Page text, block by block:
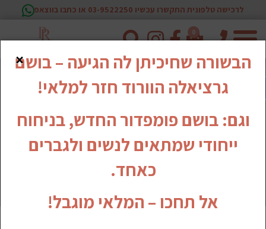
לרכישה טלפונית התקשרו עכשיו 03-9522250 או כתבו בווצאפ
טלפון
0
×
הבשורה שחיכיתן לה הגיעה – בושם
גרציאלה הוורוד חזר למלאי!
וגם: בושם פומפדור החדש, בניחוח
ייחודי שמתאים לנשים ולגברים
כאחד.
אל תחכו – המלאי מוגבל!